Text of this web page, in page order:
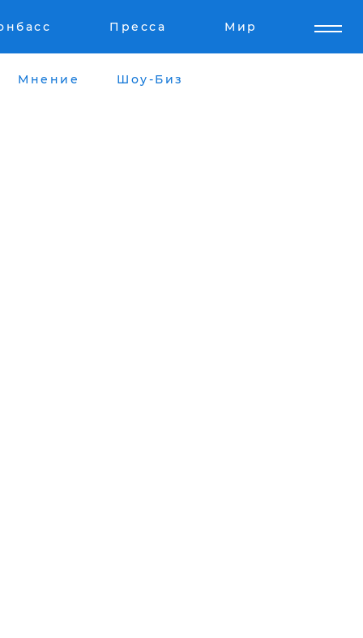
Пресса Мир
Мнение Шоу-Биз